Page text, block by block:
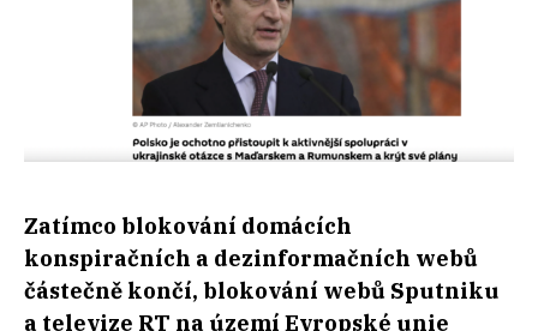
Zatímco blokování domácích
konspiračních a dezinformačních webů
částečně končí, blokování webů Sputniku
a televize RT na území Evropské unie